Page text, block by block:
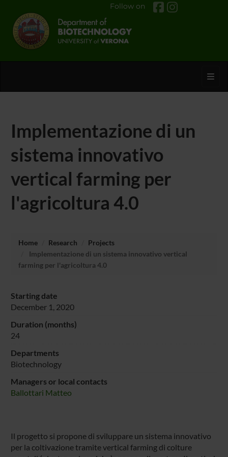
Follow on
Implementazione di un
sistema innovativo
vertical farming per
l'agricoltura 4.0
Home Research
Projects
Implementazione di un sistema innovativo vertical
farming per l'agricoltura 4.0
Starting date
December 1, 2020
Duration (months)
24
Departments
Biotechnology
Managers or local contacts
Ballottari Matteo
Il progetto si propone di sviluppare un sistema innovativo
per la coltivazione tramite vertical farming di colture